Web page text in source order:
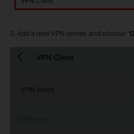
3. Add a new VPN server, and choose "